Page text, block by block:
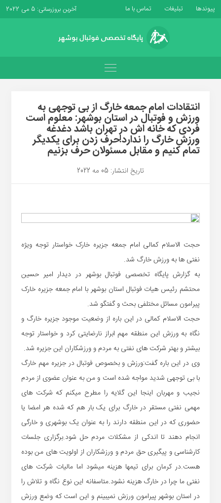
پیوندها تبلیغات تماس با ما آخرین بروزرسانی: 5 می 2022
انتقادات امام جمعه خارگ از بی توجهی به
ورزش و فوتبال در استان بوشهر: معلوم است
فردی که خانه اش در تهران باشد دغدغه
ورزش خارگ را ندارد!حرف زدن برای یکدیگر
تمام کنیم و مقابل مسئولان حرف بزنیم
تاریخ انتشار: 05 مه 2022
حجت الاسلام کمالی امام جمعه جزیره خارک خواستار توجه ویژه
نفتی ها به ورزش خارگ شد.
به گزارش پایگاه تخصصی فوتبال بوشهر در دیدار امیر حسین
محتشم رئیس هیات فوتبال استان بوشهر با امام جمعه جزیره خارک
پیرامون مسائل مختلفی بحث و گفتگو شد.
حجت الاسلام کمالی در این باره از وضعیت موجود جزیره خارگ و
نگاه به ورزش این منطقه مهم ابراز نارضایتی کرد و خواستار توجه
بیشتر و بهتر شرکت های نفتی به مردم و ورزشکاران این جزیره شد.
وی در این باره گفت:ورزش و بخصوص فوتبال در جزیره مهم خارگ
با بی توجهی شدید مواجه شده است و من به عنوان عضوی از مردم
نجیب و مهربان اینجا این گلایه را مطرح میکنم که شرکت های
مهمی نفتی مستقر در خارگ برای یک بار هم که شده هر امضا یا
حضوری که در این منطقه دارند را به عنوان یک بوشهری و خارگی
انجام دهند تا اندکی از مشکلات مردم حل شود.برگزاری جلسات
کارشناسی و پیگیری حق مردم و ورزشکاران از اولویت های من بوده
هست.در کرمان برای تیمها هزینه میشود اما مالیات شرکت های
نفتی ما چرا در خارگ هزینه نشود.متاسفانه این نوع نگاه و تلاش را
در استان بوشهر پیرامون ورزش نمیبینم و این است که وضع ورزش